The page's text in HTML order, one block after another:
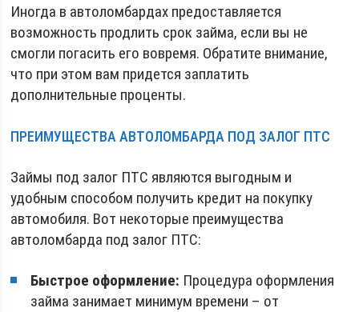
Иногда в автоломбардах предоставляется
возможность продлить срок займа, если вы не
смогли погасить его вовремя. Обратите внимание,
что при этом вам придется заплатить
дополнительные проценты.
ПРЕИМУЩЕСТВА АВТОЛОМБАРДА ПОД ЗАЛОГ ПТС
Займы под залог ПТС являются выгодным и
удобным способом получить кредит на покупку
автомобиля. Вот некоторые преимущества
автоломбарда под залог ПТС:
Быстрое оформление: Процедура оформления
займа занимает минимум времени – от